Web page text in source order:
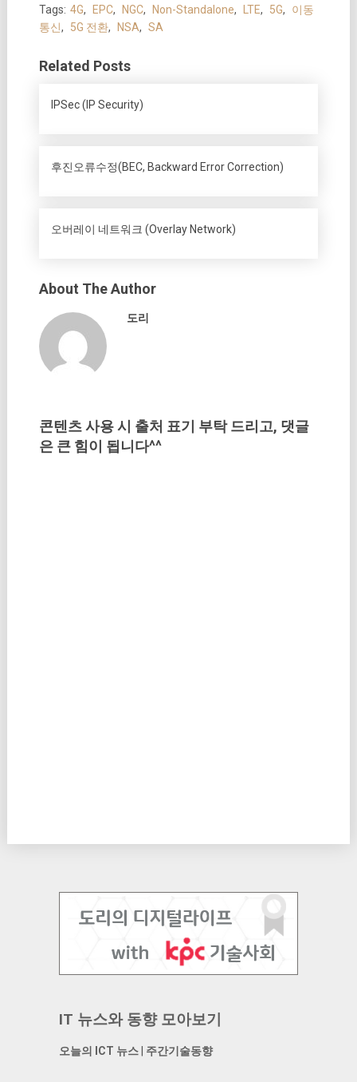
Tags: 4G, EPC, NGC, Non-Standalone, LTE, 5G,
이동
통신, 5G 전환, NSA, SA
Related Posts
IPSec (IP Security)
후진오류수정(BEC, Backward Error Correction)
오버레이 네트워크 (Overlay Network)
About The Author
도리
콘텐츠 사용 시 출처 표기 부탁 드리고, 댓글
은 큰 힘이 됩니다^^
IT 뉴스와 동향 모아보기
오늘의 ICT 뉴스| 주간기술동향